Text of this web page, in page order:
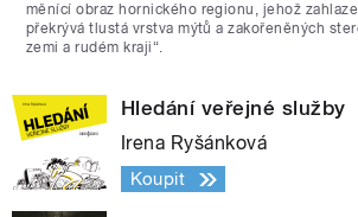
měnící obraz hornického regionu, jehož
překrývá tlustá vrstva mýtů a zakořeněných
zemi a rudém kraji“.
Hledání veřejné služby
Irena Ryšánková
Koupit